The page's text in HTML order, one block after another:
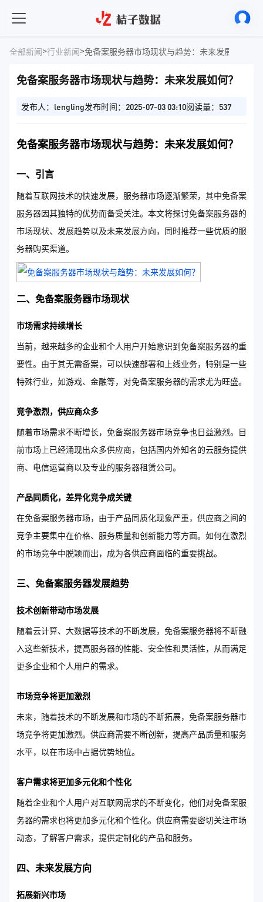
全部新闻>行业新闻>免备案服务器市场现状与趋势：未来发展如何？​
免备案服务器市场现状与趋势：未来发展如何？​
发布人：lengling发布时间：2025-07-03 03:10阅读量：537
免备案服务器市场现状与趋势：未来发展如何？
一、引言
随着互联网技术的快速发展，服务器市场逐渐繁荣，其中免备案
服务器因其独特的优势而备受关注。本文将探讨免备案服务器的
市场现状、发展趋势以及未来发展方向，同时推荐一些优质的服
务器购买渠道。
二、免备案服务器市场现状
市场需求持续增长
当前，越来越多的企业和个人用户开始意识到免备案服务器的重
要性。由于其无需备案，可以快速部署和上线业务，特别是一些
特殊行业，如游戏、金融等，对免备案服务器的需求尤为旺盛。
竞争激烈，供应商众多
随着市场需求不断增长，免备案服务器市场竞争也日益激烈。目
前市场上已经涌现出众多供应商，包括国内外知名的云服务提供
商、电信运营商以及专业的服务器租赁公司。
产品同质化，差异化竞争成关键
在免备案服务器市场，由于产品同质化现象严重，供应商之间的
竞争主要集中在价格、服务质量和创新能力等方面。如何在激烈
的市场竞争中脱颖而出，成为各供应商面临的重要挑战。
三、免备案服务器发展趋势
技术创新带动市场发展
随着云计算、大数据等技术的不断发展，免备案服务器将不断融
入这些新技术，提高服务器的性能、安全性和灵活性，从而满足
更多企业和个人用户的需求。
市场竞争将更加激烈
未来，随着技术的不断发展和市场的不断拓展，免备案服务器市
场竞争将更加激烈。供应商需要不断创新，提高产品质量和服务
水平，以在市场中占据优势地位。
客户需求将更加多元化和个性化
随着企业和个人用户对互联网需求的不断变化，他们对免备案服
务器的需求也将更加多元化和个性化。供应商需要密切关注市场
动态，了解客户需求，提供定制化的产品和服务。
四、未来发展方向
拓展新兴市场